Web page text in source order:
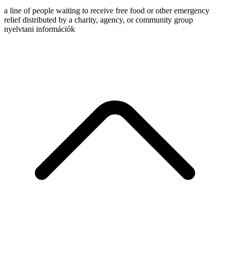
a line of people waiting to receive free food or other emergency
relief distributed by a charity, agency, or community group
nyelvtani információk